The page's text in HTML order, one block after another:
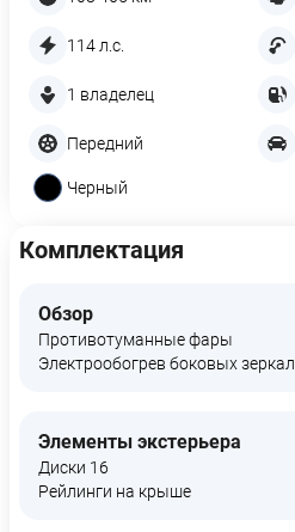
114 л.с.
1 владелец
Передний
Черный
Комплектация
Обзор
Противотуманные фары
Электрообогрев боковых зеркал
Элементы экстерьера
Диски 16
Рейлинги на крыше